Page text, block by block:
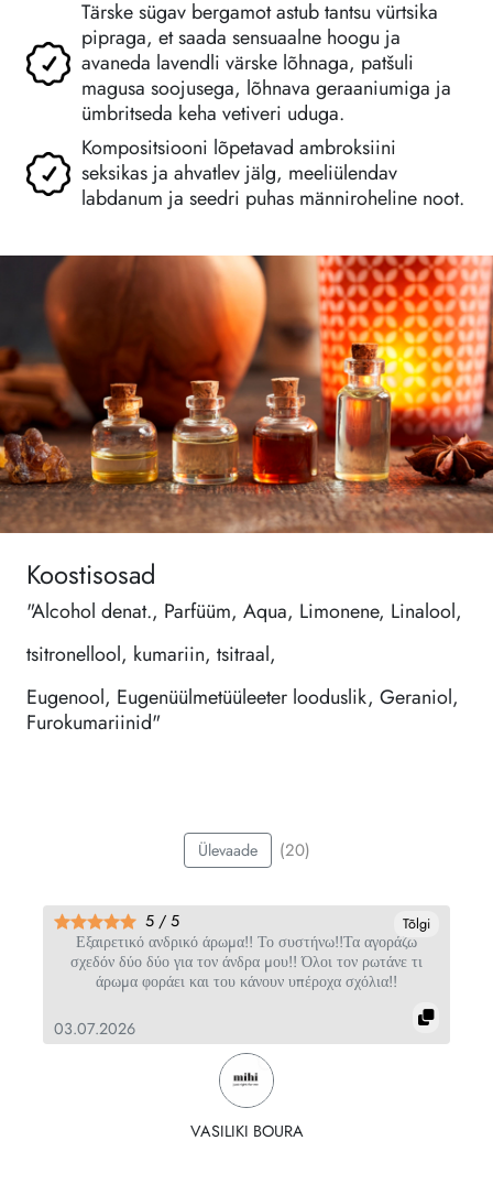
Tärske sügav bergamot astub tantsu vürtsika
pipraga, et saada sensuaalne hoogu ja
avaneda lavendli värske lõhnaga, patšuli
magusa soojusega, lõhnava geraaniumiga ja
ümbritseda keha vetiveri uduga.
Kompositsiooni lõpetavad ambroksiini
seksikas ja ahvatlev jälg, meeliülendav
labdanum ja seedri puhas männiroheline noot.
Koostisosad
"Alcohol denat., Parfüüm, Aqua, Limonene, Linalool,
tsitronellool, kumariin, tsitraal,
Eugenool, Eugenüülmetüüleeter looduslik, Geraniol,
Furokumariinid"
Ülevaade (20)
Tõlgi
Εξαιρετικό ανδρικό άρωμα!! Το συστήνω!!Τα αγοράζω
σχεδόν δύο δύο για τον άνδρα μου!! Όλοι τον ρωτάνε τι
άρωμα φοράει και του κάνουν υπέροχα σχόλια!!
5 / 5
03.07.2026
VASILIKI BOURA